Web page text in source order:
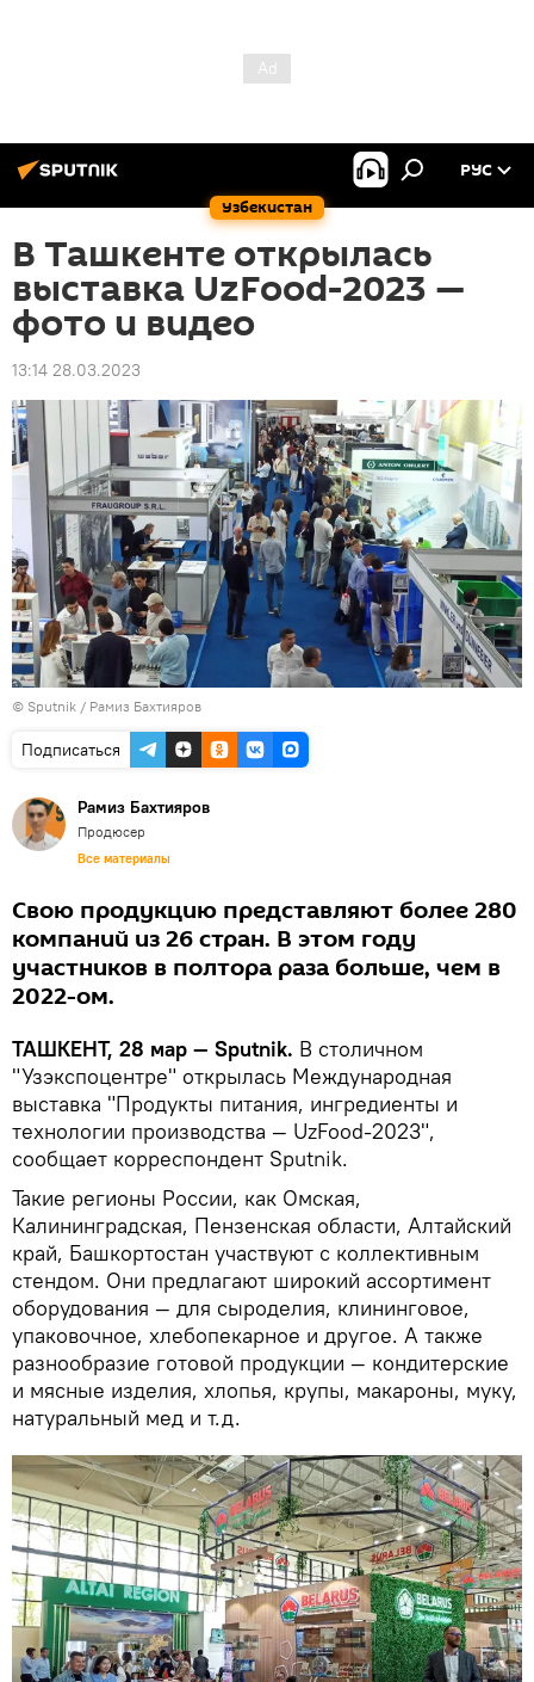
Узбекистан
РУС
В Ташкенте открылась
выставка UzFood-2023 —
фото и видео
13:14 28.03.2023
© Sputnik / Рамиз Бахтияров
Подписаться
Рамиз Бахтияров
Продюсер
Все материалы
Свою продукцию представляют более 280
компаний из 26 стран. В этом году
участников в полтора раза больше, чем в
2022-ом.
ТАШКЕНТ, 28 мар — Sputnik. В столичном
"Узэкспоцентре" открылась Международная
выставка "Продукты питания, ингредиенты и
технологии производства — UzFood-2023",
сообщает корреспондент Sputnik.
Такие регионы России, как Омская,
Калининградская, Пензенская области, Алтайский
край, Башкортостан участвуют с коллективным
стендом. Они предлагают широкий ассортимент
оборудования — для сыроделия, клининговое,
упаковочное, хлебопекарное и другое. А также
разнообразие готовой продукции — кондитерские
и мясные изделия, хлопья, крупы, макароны, муку,
натуральный мед и т.д.